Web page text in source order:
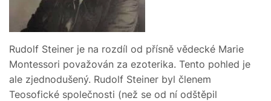
Rudolf Steiner je na rozdíl od přísně vědecké Marie
Montessori považován za ezoterika. Tento pohled je
ale zjednodušený. Rudolf Steiner byl členem
Teosofické společnosti (než se od ní odštěpil